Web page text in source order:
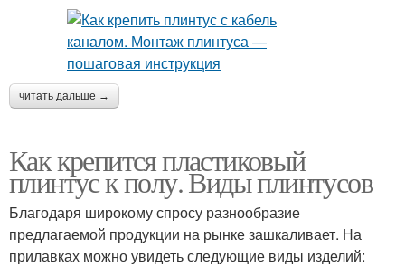
читать дальше →
Как крепится пластиковый
плинтус к полу. Виды плинтусов
Благодаря широкому спросу разнообразие
предлагаемой продукции на рынке зашкаливает. На
прилавках можно увидеть следующие виды изделий: